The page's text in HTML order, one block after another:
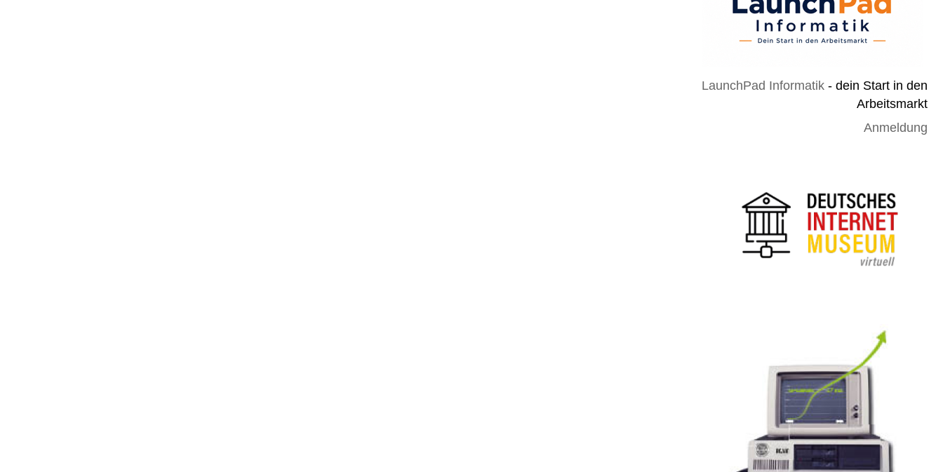
LaunchPad Informatik - dein Start in den
Arbeitsmarkt
Anmeldung